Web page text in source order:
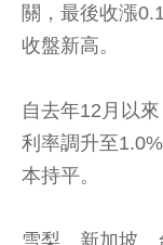
關，最後收漲
收盤新高。
自去年12月以
利率調升至
本持平。
雪梨、新加坡